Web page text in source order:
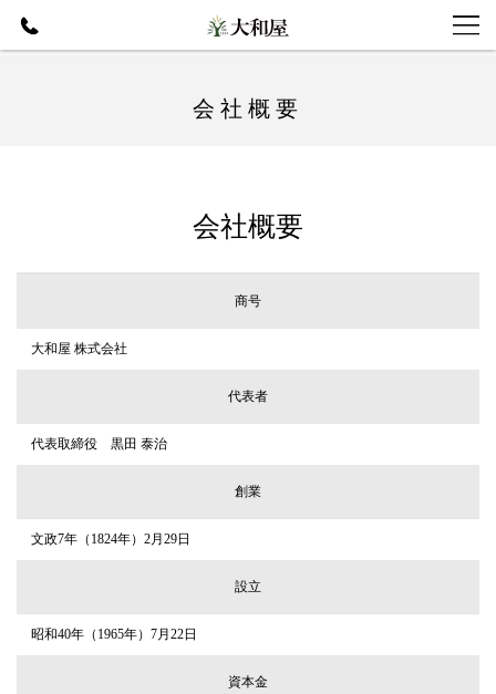
会社概要
会社概要
商号
大和屋 株式会社
代表者
代表取締役 黒田 泰治
創業
文政7年（1824年）2月29日
設立
昭和40年（1965年）7月22日
資本金